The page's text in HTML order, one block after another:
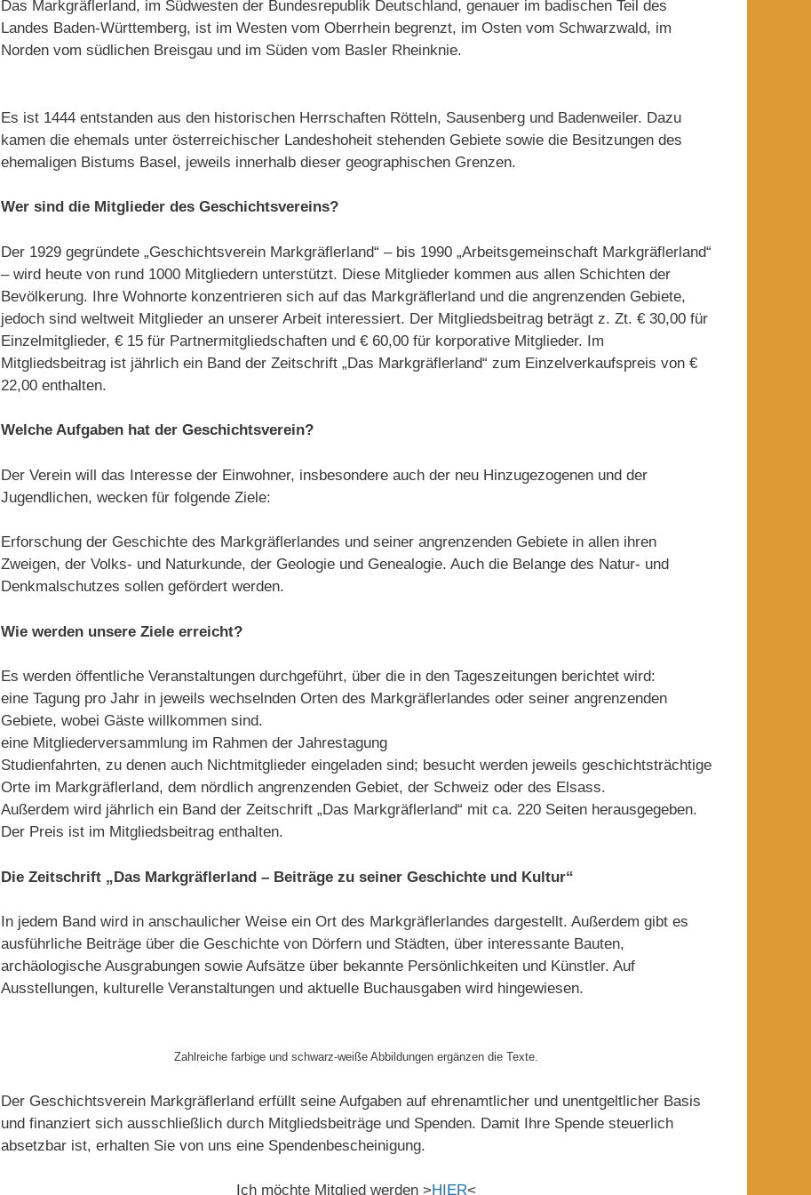
Das Markgräflerland, im Südwesten der Bundesrepublik Deutschland, genauer im badischen Teil des
Landes Baden-Württemberg, ist im Westen vom Oberrhein begrenzt, im Osten vom Schwarzwald, im
Norden vom südlichen Breisgau und im Süden vom Basler Rheinknie.
Es ist 1444 entstanden aus den historischen Herrschaften Rötteln, Sausenberg und Badenweiler. Dazu
kamen die ehemals unter österreichischer Landeshoheit stehenden Gebiete sowie die Besitzungen des
ehemaligen Bistums Basel, jeweils innerhalb dieser geographischen Grenzen.
Wer sind die Mitglieder des Geschichtsvereins?
Der 1929 gegründete „Geschichtsverein Markgräflerland“ – bis 1990 „Arbeitsgemeinschaft Markgräflerland“
– wird heute von rund 1000 Mitgliedern unterstützt. Diese Mitglieder kommen aus allen Schichten der
Bevölkerung. Ihre Wohnorte konzentrieren sich auf das Markgräflerland und die angrenzenden Gebiete,
jedoch sind weltweit Mitglieder an unserer Arbeit interessiert. Der Mitgliedsbeitrag beträgt z. Zt. € 30,00 für
Einzelmitglieder, € 15 für Partnermitgliedschaften und € 60,00 für korporative Mitglieder. Im
Mitgliedsbeitrag ist jährlich ein Band der Zeitschrift „Das Markgräflerland“ zum Einzelverkaufspreis von €
22,00 enthalten.
Welche Aufgaben hat der Geschichtsverein?
Der Verein will das Interesse der Einwohner, insbesondere auch der neu Hinzugezogenen und der
Jugendlichen, wecken für folgende Ziele:
Erforschung der Geschichte des Markgräflerlandes und seiner angrenzenden Gebiete in allen ihren
Zweigen, der Volks- und Naturkunde, der Geologie und Genealogie. Auch die Belange des Natur- und
Denkmalschutzes sollen gefördert werden.
Wie werden unsere Ziele erreicht?
Es werden öffentliche Veranstaltungen durchgeführt, über die in den Tageszeitungen berichtet wird:
eine Tagung pro Jahr in jeweils wechselnden Orten des Markgräflerlandes oder seiner angrenzenden
Gebiete, wobei Gäste willkommen sind.
eine Mitgliederversammlung im Rahmen der Jahrestagung
Studienfahrten, zu denen auch Nichtmitglieder eingeladen sind; besucht werden jeweils geschichtsträchtige
Orte im Markgräflerland, dem nördlich angrenzenden Gebiet, der Schweiz oder des Elsass.
Außerdem wird jährlich ein Band der Zeitschrift „Das Markgräflerland“ mit ca. 220 Seiten herausgegeben.
Der Preis ist im Mitgliedsbeitrag enthalten.
Die Zeitschrift „Das Markgräflerland – Beiträge zu seiner Geschichte und Kultur“
In jedem Band wird in anschaulicher Weise ein Ort des Markgräflerlandes dargestellt. Außerdem gibt es
ausführliche Beiträge über die Geschichte von Dörfern und Städten, über interessante Bauten,
archäologische Ausgrabungen sowie Aufsätze über bekannte Persönlichkeiten und Künstler. Auf
Ausstellungen, kulturelle Veranstaltungen und aktuelle Buchausgaben wird hingewiesen.
Zahlreiche farbige und schwarz-weiße Abbildungen ergänzen die Texte.
Der Geschichtsverein Markgräflerland erfüllt seine Aufgaben auf ehrenamtlicher und unentgeltlicher Basis
und finanziert sich ausschließlich durch Mitgliedsbeiträge und Spenden. Damit Ihre Spende steuerlich
absetzbar ist, erhalten Sie von uns eine Spendenbescheinigung.
Ich möchte Mitglied werden >HIER<